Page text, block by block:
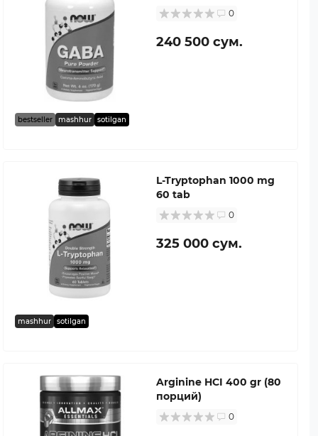
bestseller mashhur sotilgan
0
240 500 сум.
mashhur sotilgan
L-Tryptophan 1000 mg
60 tab
0
325 000 сум.
Arginine HCI 400 gr (80
порций)
0